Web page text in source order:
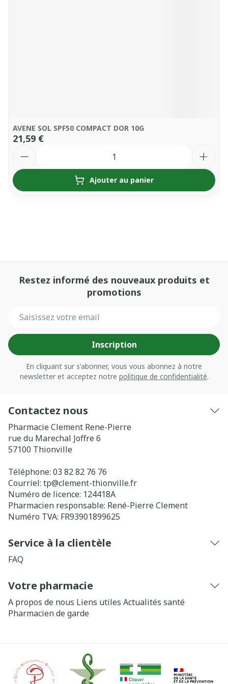
AVENE SOL SPF50 COMPACT DOR 10G
21,59 €
Ajouter au panier
Restez informé des nouveaux produits et
promotions
Inscription
En cliquant sur s'abonner, vous vous abonnez à notre
newsletter et acceptez notre politique de confidentialité.
Contactez nous
Pharmacie Clement Rene-Pierre
rue du Marechal Joffre 6
57100 Thionville
Téléphone: 03 82 82 76 76
Courriel: tp@clement-thionville.fr
Numéro de licence: 124418A
Pharmacien responsable: René-Pierre Clement
Numéro TVA: FR93901899625
Service à la clientèle
FAQ
Votre pharmacie
A propos de nous Liens utiles Actualités santé
Pharmacien de garde